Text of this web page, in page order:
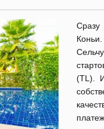
Сразу
(TL).